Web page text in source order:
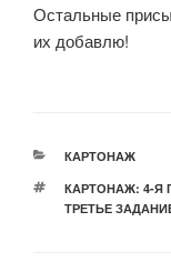
Остальные
их добавлю!
РУБРИКИ
КАРТОНАЖ
МЕТКИ
КАРТОНАЖ: 4-Я
ТРЕТЬЕ